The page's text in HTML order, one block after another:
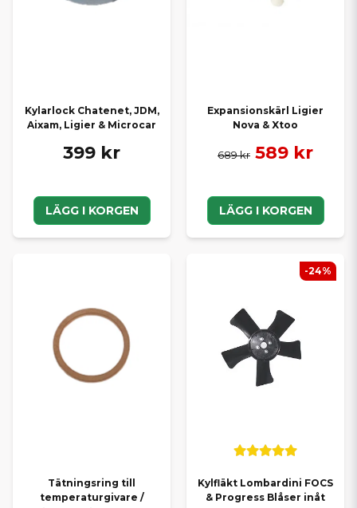
Kylarlock Chatenet, JDM,
Aixam, Ligier & Microcar
399 kr
LÄGG I KORGEN
Expansionskärl Ligier
Nova & Xtoo
689 kr 589 kr
LÄGG I KORGEN
Tätningsring till
temperaturgivare /
Kylfläkt Lombardini FOCS
& Progress Blåser inåt
-24%